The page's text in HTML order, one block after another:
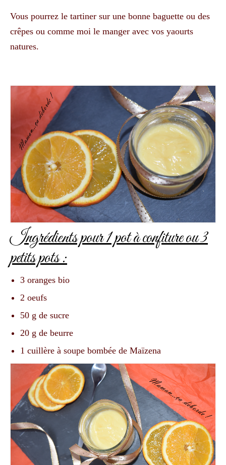
Vous pourrez le tartiner sur une bonne baguette ou des
crêpes ou comme moi le manger avec vos yaourts
natures.
Ingrédients pour 1 pot à confiture ou 3
petits pots :
3 oranges bio
2 oeufs
50 g de sucre
20 g de beurre
1 cuillère à soupe bombée de Maïzena